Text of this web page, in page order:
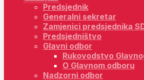
Predsjednik
Generalni sekretar
Zamjenici predsjednika
Predsjedništvo
Glavni odbor
Rukovodstvo
O Glavnom odboru
Nadzorni odbor